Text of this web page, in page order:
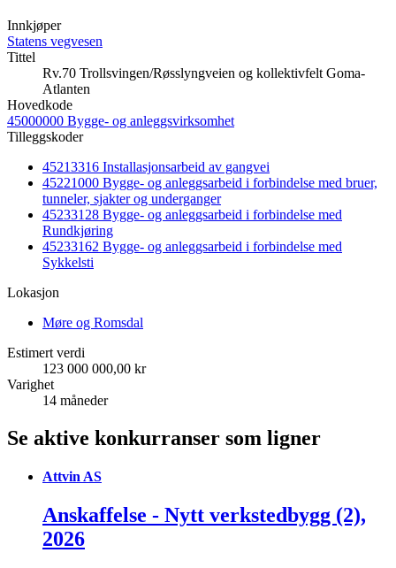
Innkjøper
Statens vegvesen
Tittel
Rv.70 Trollsvingen/Røsslyngveien og kollektivfelt Goma-
Atlanten
Hovedkode
45000000 Bygge- og anleggsvirksomhet
Tilleggskoder
45213316 Installasjonsarbeid av gangvei
45221000 Bygge- og anleggsarbeid i forbindelse med bruer,
tunneler, sjakter og underganger
45233128 Bygge- og anleggsarbeid i forbindelse med
Rundkjøring
45233162 Bygge- og anleggsarbeid i forbindelse med
Sykkelsti
Lokasjon
Møre og Romsdal
Estimert verdi
123 000 000,00 kr
Varighet
14 måneder
Se aktive konkurranser som ligner
Attvin AS
Anskaffelse - Nytt verkstedbygg (2),
2026